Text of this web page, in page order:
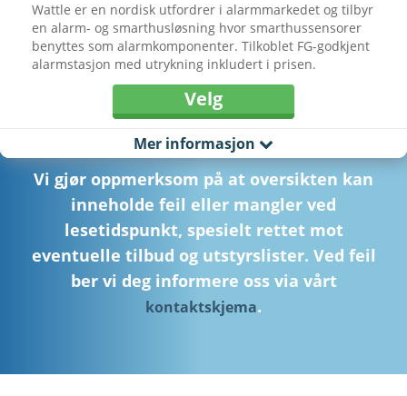
Wattle er en nordisk utfordrer i alarmmarkedet og tilbyr
en alarm- og smarthusløsning hvor smarthussensorer
benyttes som alarmkomponenter. Tilkoblet FG-godkjent
alarmstasjon med utrykning inkludert i prisen.
Velg
Mer informasjon
Vi gjør oppmerksom på at oversikten kan
inneholde feil eller mangler ved
lesetidspunkt, spesielt rettet mot
eventuelle tilbud og utstyrslister. Ved feil
ber vi deg informere oss via vårt
kontaktskjema.